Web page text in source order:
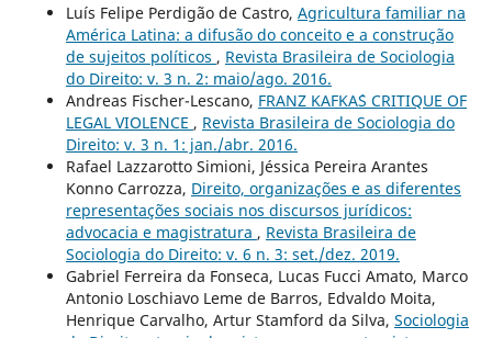
Luís Felipe Perdigão de Castro, Agricultura familiar na
América Latina: a difusão do conceito e a construção
de sujeitos políticos , Revista Brasileira de Sociologia
do Direito: v. 3 n. 2: maio/ago. 2016.
Andreas Fischer-Lescano, FRANZ KAFKA´S CRITIQUE OF
LEGAL VIOLENCE , Revista Brasileira de Sociologia do
Direito: v. 3 n. 1: jan./abr. 2016.
Rafael Lazzarotto Simioni, Jéssica Pereira Arantes
Konno Carrozza, Direito, organizações e as diferentes
representações sociais nos discursos jurídicos:
advocacia e magistratura , Revista Brasileira de
Sociologia do Direito: v. 6 n. 3: set./dez. 2019.
Gabriel Ferreira da Fonseca, Lucas Fucci Amato, Marco
Antonio Loschiavo Leme de Barros, Edvaldo Moita,
Henrique Carvalho, Artur Stamford da Silva, Sociologia